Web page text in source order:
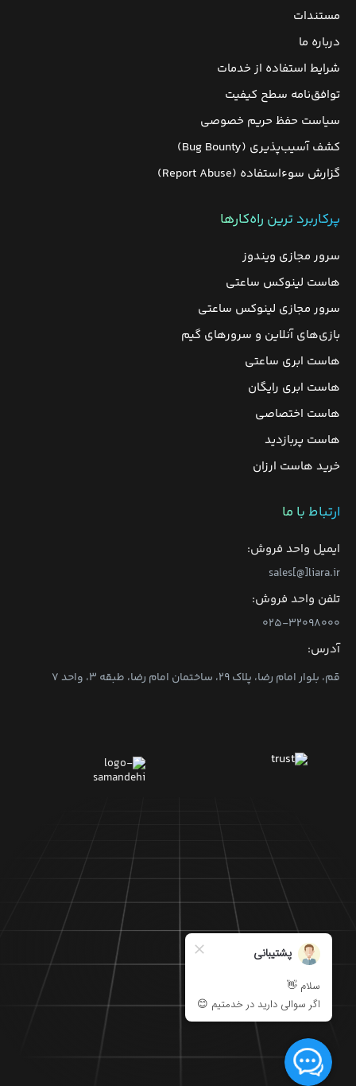
مستندات
درباره ما
شرایط استفاده از خدمات
توافق‌نامه سطح کیفیت
سیاست حفظ حریم خصوصی
کشف آسیب‌پذیری (Bug Bounty)
گزارش سوءاستفاده (Report Abuse)
پرکاربرد ترین راه‌کارها
سرور مجازی ویندوز
هاست لینوکس ساعتی
سرور مجازی لینوکس ساعتی
بازی‌های آنلاین و سرورهای گیم
هاست ابری ساعتی
هاست ابری رایگان
هاست اختصاصی
هاست پربازدید
خرید هاست ارزان
ارتباط با ما
ایمیل واحد فروش:
sales[@]liara.ir
تلفن واحد فروش:
۰۲۵-۳۲۰۹۸۰۰۰
آدرس:
قم، بلوار امام رضا، پلاک ۲۹، ساختمان امام رضا، طبقه ۳، واحد ۷